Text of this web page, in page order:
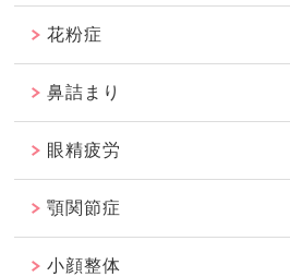
花粉症
鼻詰まり
眼精疲労
顎関節症
小顔整体